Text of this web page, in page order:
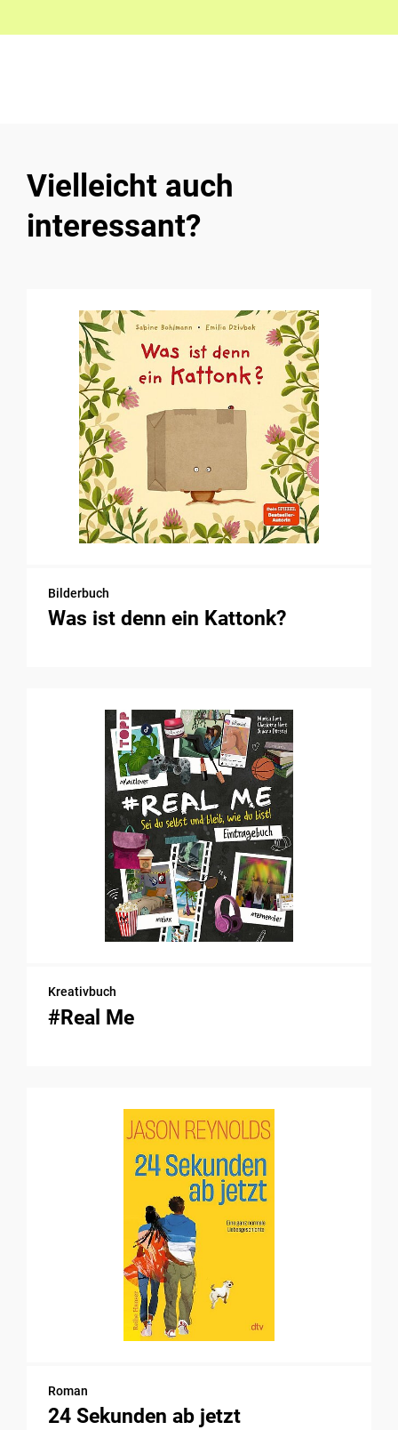
Vielleicht auch
interessant?
Bilderbuch
Was ist denn ein Kattonk?
Kreativbuch
#Real Me
Roman
24 Sekunden ab jetzt